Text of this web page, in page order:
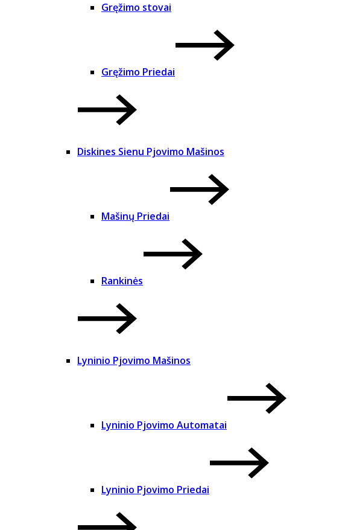
Gręžimo stovai
Gręžimo Priedai
Diskines Sienu Pjovimo Mašinos
Mašinų Priedai
Rankinės
Lyninio Pjovimo Mašinos
Lyninio Pjovimo Automatai
Lyninio Pjovimo Priedai